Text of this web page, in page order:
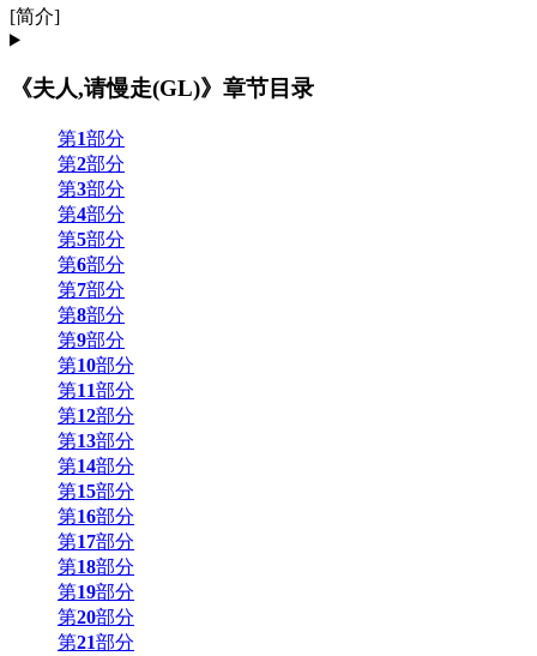
[简介]
《夫人,请慢走(GL)》章节目录
第1部分
第2部分
第3部分
第4部分
第5部分
第6部分
第7部分
第8部分
第9部分
第10部分
第11部分
第12部分
第13部分
第14部分
第15部分
第16部分
第17部分
第18部分
第19部分
第20部分
第21部分